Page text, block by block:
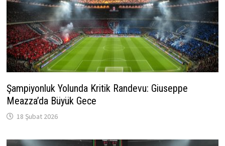
Şampiyonluk Yolunda Kritik Randevu: Giuseppe
Meazza’da Büyük Gece
18 Şubat 2026